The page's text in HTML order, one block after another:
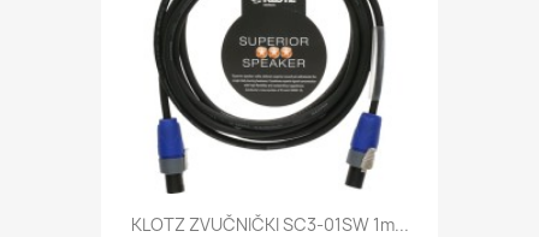
KLOTZ ZVUČNIČKI SC3-01SW 1m...